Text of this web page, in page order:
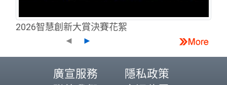
2026智慧創新大賞決賽花絮
◄
►
廣宣服務
隱私政策